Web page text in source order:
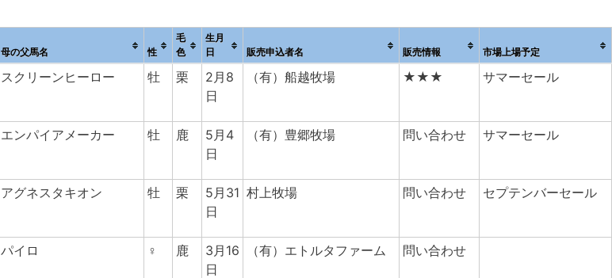
母の父馬名 性
毛
色
生月
日
販売申込者名 販売情報 市場上場予定
スクリーンヒーロー 牡 栗
2月8
日
（有）船越牧場 ★★★ サマーセール
エンパイアメーカー 牡 鹿
5月4
日
（有）豊郷牧場 問い合わせ サマーセール
アグネスタキオン 牡 栗
5月31
日
村上牧場 問い合わせ セプテンバーセール
パイロ ♀ 鹿
3月16
日
（有）エトルタファーム 問い合わせ